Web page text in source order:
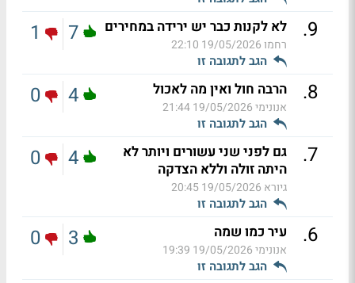
9
. לא לקנות כבר יש ירידה במחירים
רחמו19/05/2026 22:10
הגב לתגובה זו
7
1
8
. הרבה חול ואין מה לאכול
אנונימי19/05/2026 21:44
הגב לתגובה זו
4
0
7
.
גם לפני שני עשורים ויותר לא
היתה זולה וללא הצדקה
גיורא 19/05/2026 20:45
הגב לתגובה זו
4
0
6
. עיר כמו שמה
אנונימי19/05/2026 19:39
הגב לתגובה זו
3
0